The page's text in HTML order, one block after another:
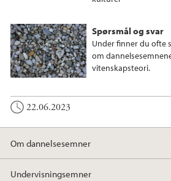
Spørsmål og svar
Under finner du ofte
om
vitenskapsteori.
22.06.2023
Om dannelsesemner
Undervisningsemner